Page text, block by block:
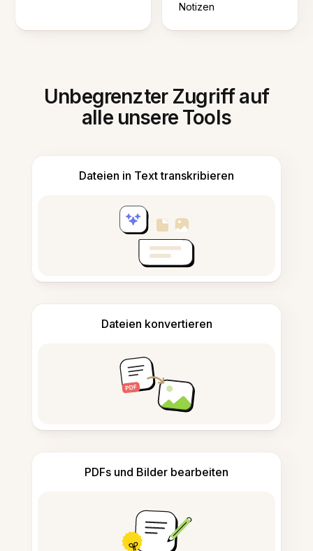
Notizen
Unbegrenzter Zugriff auf
alle unsere Tools
Dateien in Text transkribieren
Dateien konvertieren
PDFs und Bilder bearbeiten